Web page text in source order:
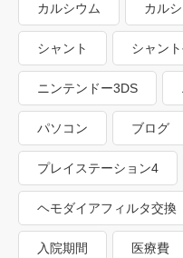
カルシウム カル
シャント シャン
ニンテンドー3DS
パソコン ブログ
プレイステーション4
ヘモダイアフィルタ交換
入院期間 医療費